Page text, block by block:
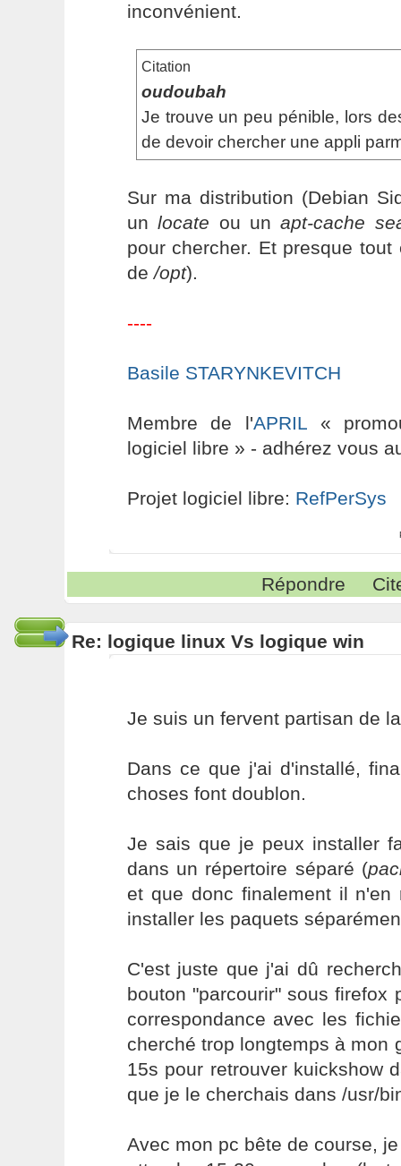
inconvénient.
Citation
oudoubah
Je trouve un peu pénible, lors
de devoir chercher une appli
Sur ma distribution (Debian
unlocate ou unapt-cache
pour chercher. Et presque
de/opt).
----
Basile STARYNKEVITCH
Membre de l'APRIL «
logiciel libre » - adhérez vous
Projet logiciel libre: RefPerSys
Répondre
Re: logique linux Vs logique win
Je suis un fervent partisan de
Dans ce que j'ai d'installé,
choses font doublon.
Je sais que je peux installer
dans un répertoire séparé (
et que donc finalement il n'en
installer les paquets
C'est juste que j'ai dû
bouton "parcourir" sous firefox
correspondance avec les
cherché trop longtemps à mon
15s pour retrouver kuickshow
que je le cherchais dans /usr/
Avec mon pc bête de course,